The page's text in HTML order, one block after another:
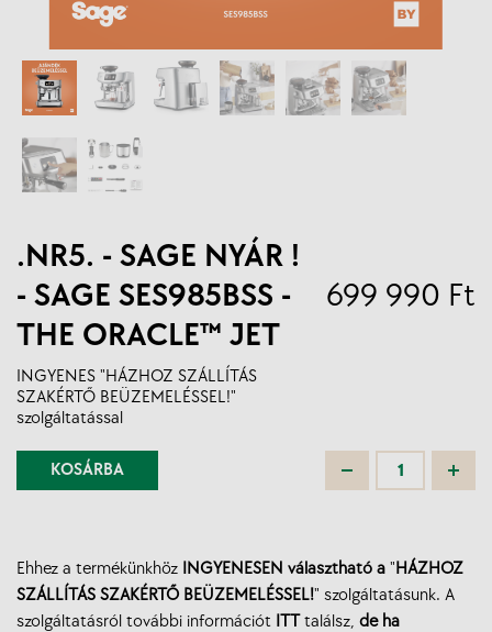
.NR5. - SAGE NYÁR !
- SAGE SES985BSS -
THE ORACLE™ JET
699 990 Ft
INGYENES "HÁZHOZ SZÁLLÍTÁS
SZAKÉRTŐ BEÜZEMELÉSSEL!"
szolgáltatással
KOSÁRBA
Ehhez a termékünkhöz INGYENESEN választható a "HÁZHOZ
SZÁLLÍTÁS SZAKÉRTŐ BEÜZEMELÉSSEL!" szolgáltatásunk. A
szolgáltatásról további információt ITT találsz, de ha